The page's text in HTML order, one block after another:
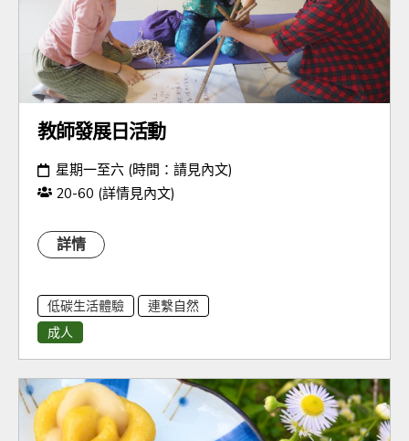
教師發展日活動
日期：
星期一至六 (時間：請見內文)
人數：
20-60 (詳情見內文)
詳情
低碳生活體驗
連繫自然
成人